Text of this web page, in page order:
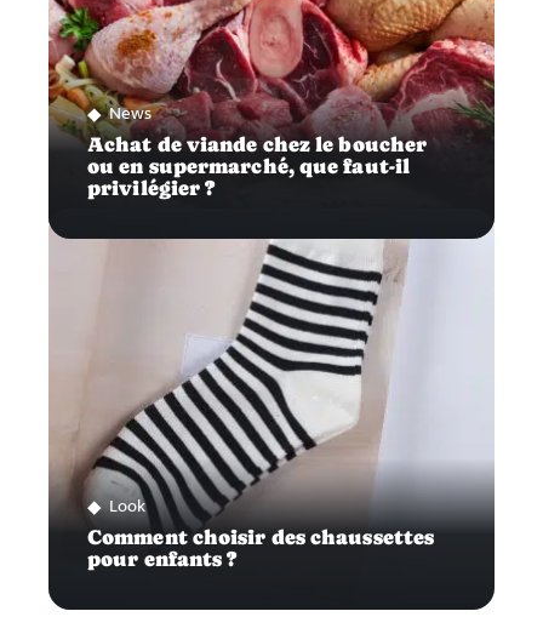
News
Achat de viande chez le boucher
ou en supermarché, que faut-il
privilégier ?
Look
Comment choisir des chaussettes
pour enfants ?